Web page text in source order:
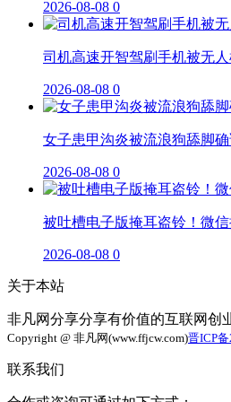
2026-08-08 0
司机高速开智驾刷手机被无
2026-08-08 0
女子患甲沟炎被流浪狗舔脚
2026-08-08 0
被吐槽电子版掩耳盗铃！微
2026-08-08 0
关于本站
非凡网分享分享有价值的互联网创
Copyright @ 非凡网(www.ffjcw.com)晋ICP
联系我们